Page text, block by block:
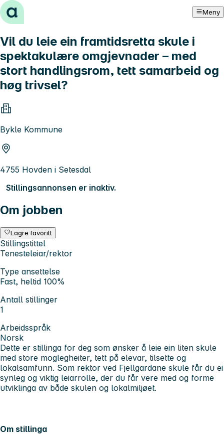
Hopp til innhold Meny
Vil du leie ein framtidsretta skule i
spektakulære omgjevnader – med
stort handlingsrom, tett samarbeid og
høg trivsel?
Bykle Kommune
4755 Hovden i Setesdal
Stillingsannonsen er inaktiv.
Om jobben
Lagre favoritt
Stillingstittel
Tenesteleiar/rektor
Type ansettelse
Fast, heltid 100%
Antall stillinger
1
Arbeidsspråk
Norsk
Dette er stillinga for deg som ønsker å leie ein liten skule
med store moglegheiter, tett på elevar, tilsette og
lokalsamfunn. Som rektor ved Fjellgardane skule får du ei
synleg og viktig leiarrolle, der du får vere med og forme
utviklinga av både skulen og lokalmiljøet.
Om stillinga